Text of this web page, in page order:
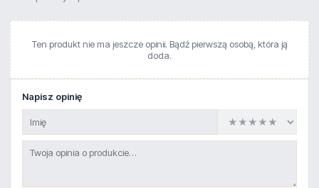
Ten produkt nie ma jeszcze opinii. Bądź pierwszą osobą, która ją
doda.
Napisz opinię